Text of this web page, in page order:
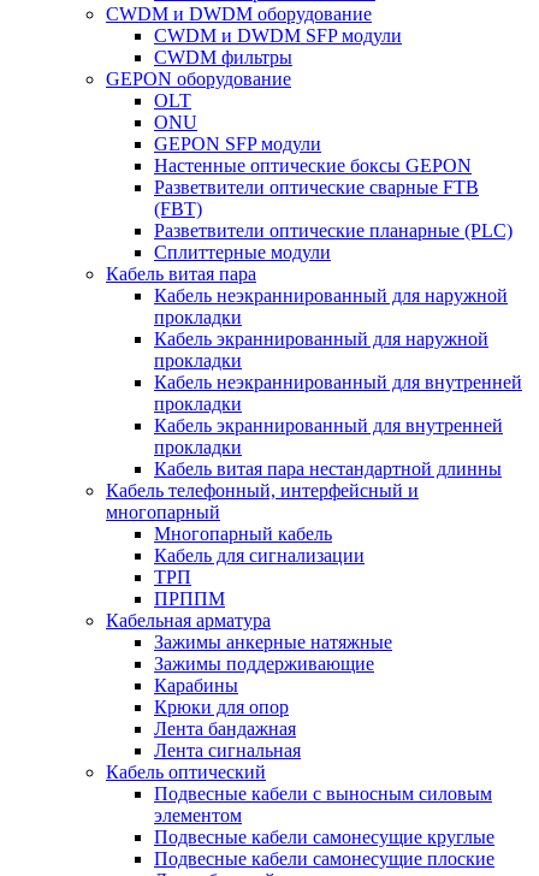
CWDM и DWDM оборудование
CWDM и DWDM SFP модули
CWDM фильтры
GEPON оборудование
OLT
ONU
GEPON SFP модули
Настенные оптические боксы GEPON
Разветвители оптические сварные FTB
(FBT)
Разветвители оптические планарные (PLC)
Сплиттерные модули
Кабель витая пара
Кабель неэкраннированный для наружной
прокладки
Кабель экраннированный для наружной
прокладки
Кабель неэкраннированный для внутренней
прокладки
Кабель экраннированный для внутренней
прокладки
Кабель витая пара нестандартной длинны
Кабель телефонный, интерфейсный и
многопарный
Многопарный кабель
Кабель для сигнализации
ТРП
ПРППМ
Кабельная арматура
Зажимы анкерные натяжные
Зажимы поддерживающие
Карабины
Крюки для опор
Лента бандажная
Лента сигнальная
Кабель оптический
Подвесные кабели с выносным силовым
элементом
Подвесные кабели самонесущие круглые
Подвесные кабели самонесущие плоские